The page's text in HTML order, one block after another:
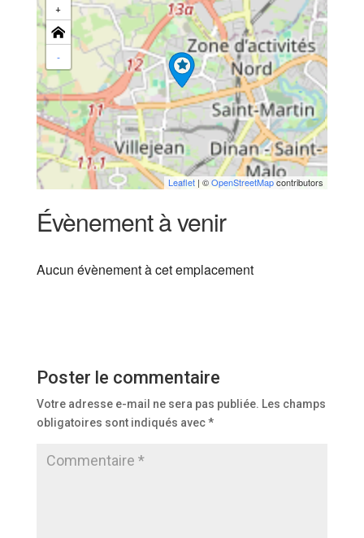
+
-
Leaflet | ©OpenStreetMapcontributors
Évènement à venir
Aucun évènement à cet emplacement
Poster le commentaire
Votre adresse e-mail ne sera pas publiée. Les champs
obligatoires sont indiqués avec*